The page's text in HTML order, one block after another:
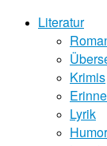
Literatur
Krimis
Lyrik
Humor